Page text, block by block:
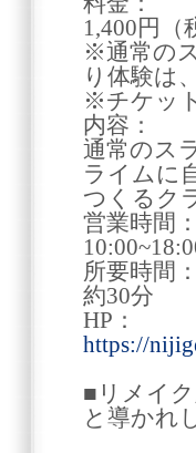
1,400円（
※通常の
り体験は
※チケッ
内容：
通常のス
ライムに
つくるク
営業時間：
所要時間：
約30分
HP：
https://
■リメイ
と導かれ